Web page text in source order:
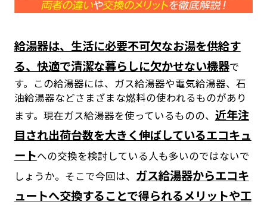
給湯器は、生活に必要不可欠なお湯を供給す
る、快適で清潔な暮らしに欠かせない機器で
す。この給湯器には、ガス給湯器や電気給湯器、石
油給湯器などさまざまな燃料の使われるものがあり
ます。現在ガス給湯器を使っているものの、 近年注
目され出荷台数を大きく伸ばしているエコキュ
ートへの交換を検討している人も多いのではないで
しょうか。そこで今回は、 ガス給湯器からエコキ
ュートへ交換することで得られるメリットや工